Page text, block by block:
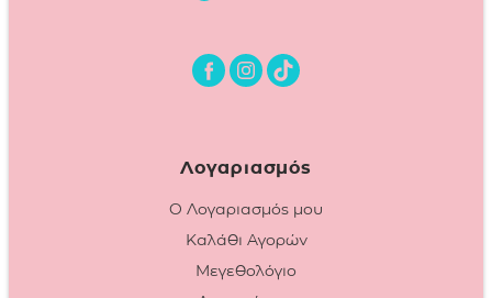
Λογαριασμός
Ο Λογαριασμός μου
Καλάθι Αγορών
Μεγεθολόγιο